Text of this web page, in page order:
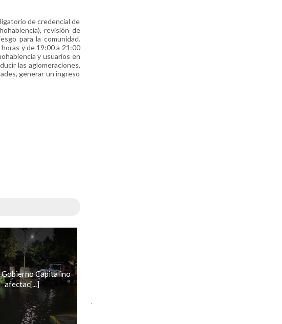
de credencial de
revisión de
para la comunidad.
y de 19:00 a 21:00
y usuarios en
las aglomeraciones,
generar un ingreso
Capitalino
afectac[...]
.
.